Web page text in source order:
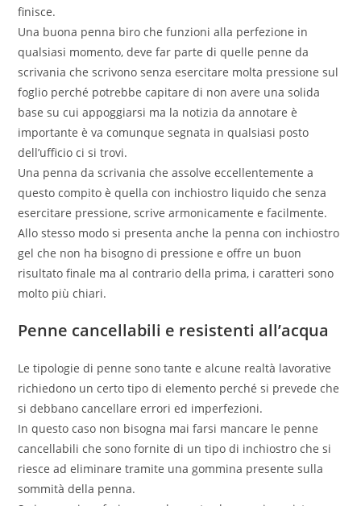
finisce.
Una buona penna biro che funzioni alla perfezione in
qualsiasi momento, deve far parte di quelle penne da
scrivania che scrivono senza esercitare molta pressione sul
foglio perché potrebbe capitare di non avere una solida
base su cui appoggiarsi ma la notizia da annotare è
importante è va comunque segnata in qualsiasi posto
dell’ufficio ci si trovi.
Una penna da scrivania che assolve eccellentemente a
questo compito è quella con inchiostro liquido che senza
esercitare pressione, scrive armonicamente e facilmente.
Allo stesso modo si presenta anche la penna con inchiostro
gel che non ha bisogno di pressione e offre un buon
risultato finale ma al contrario della prima, i caratteri sono
molto più chiari.
Penne cancellabili e resistenti all’acqua
Le tipologie di penne sono tante e alcune realtà lavorative
richiedono un certo tipo di elemento perché si prevede che
si debbano cancellare errori ed imperfezioni.
In questo caso non bisogna mai farsi mancare le penne
cancellabili che sono fornite di un tipo di inchiostro che si
riesce ad eliminare tramite una gommina presente sulla
sommità della penna.